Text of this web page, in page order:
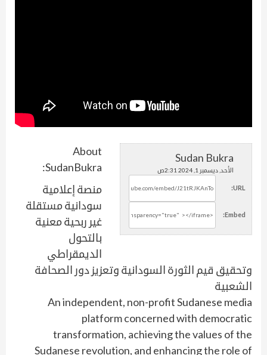
Sudan Bukra
الأحد, ديسمبر 1, 2024 2:31ص
URL:
Embed:
About
SudanBukra:
منصة إعلامية
سودانية مستقلة
غير ربحية معنية
بالتحول
الديمقراطي
وتحقيق قيم الثورة السودانية وتعزيز دور الصحافة
الشعبية
An independent, non-profit Sudanese media
platform concerned with democratic
transformation, achieving the values of the
Sudanese revolution, and enhancing the role of